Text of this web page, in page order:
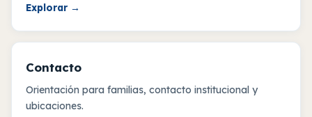
Explorar →
Contacto
Orientación para familias, contacto institucional y
ubicaciones.